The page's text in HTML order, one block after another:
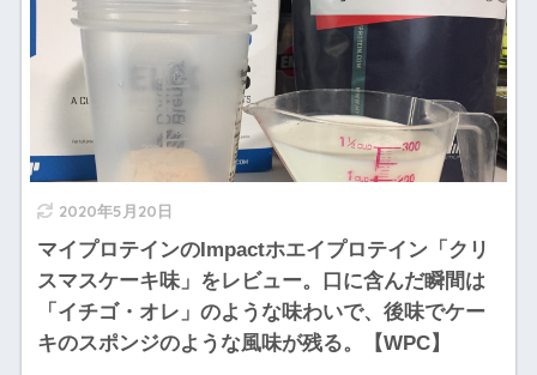
2020年5月20日
マイプロテインのImpactホエイプロテイン「クリ
スマスケーキ味」をレビュー。口に含んだ瞬間は
「イチゴ・オレ」のような味わいで、後味でケー
キのスポンジのような風味が残る。【WPC】